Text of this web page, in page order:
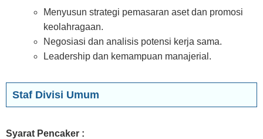
Menyusun strategi pemasaran aset dan promosi
keolahragaan.
Negosiasi dan analisis potensi kerja sama.
Leadership dan kemampuan manajerial.
Staf Divisi Umum
Syarat Pencaker :